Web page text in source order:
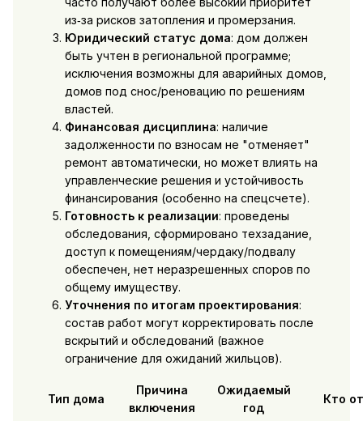
из‑за рисков затопления и промерзания.
Юридический статус дома: дом должен
быть учтен в региональной программе;
исключения возможны для аварийных домов,
домов под снос/реновацию по решениям
властей.
Финансовая дисциплина: наличие
задолженности по взносам не "отменяет"
ремонт автоматически, но может влиять на
управленческие решения и устойчивость
финансирования (особенно на спецсчете).
Готовность к реализации: проведены
обследования, сформировано техзадание,
доступ к помещениям/чердаку/подвалу
обеспечен, нет неразрешенных споров по
общему имуществу.
Уточнения по итогам проектирования:
состав работ могут корректировать после
вскрытий и обследований (важное
ограничение для ожиданий жильцов).
Тип дома
Причина
включения
Ожидаемый
год
Кто